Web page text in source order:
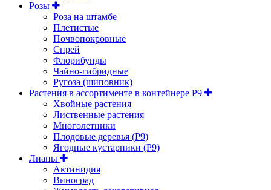
Розы
Роза на штамбе
Плетистые
Почвопокровные
Спрей
Флорибунды
Чайно-гибридные
Ругоза (шиповник)
Растения в ассортименте в контейнере P9
Хвойные растения
Лиственные растения
Многолетники
Плодовые деревья (Р9)
Ягодные кустарники (Р9)
Лианы
Актинидия
Виноград